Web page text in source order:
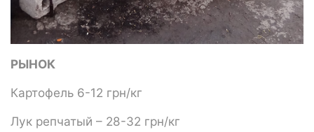
РЫНОК
Картофель 6-12 грн/кг
Лук репчатый – 28-32 грн/кг